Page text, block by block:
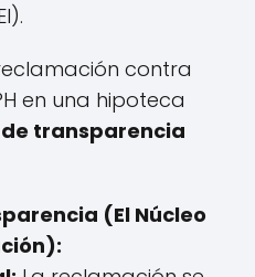
contra
en una hipoteca
transparencia
(El Núcleo